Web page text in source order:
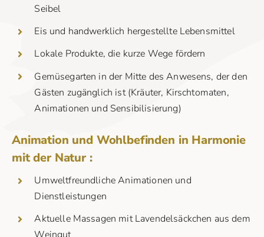
Seibel
Eis und handwerklich hergestellte Lebensmittel
Lokale Produkte, die kurze Wege fördern
Gemüsegarten in der Mitte des Anwesens, der den
Gästen zugänglich ist (Kräuter, Kirschtomaten,
Animationen und Sensibilisierung)
Animation und Wohlbefinden in Harmonie
mit der Natur :
Umweltfreundliche Animationen und
Dienstleistungen
Aktuelle Massagen mit Lavendelsäckchen aus dem